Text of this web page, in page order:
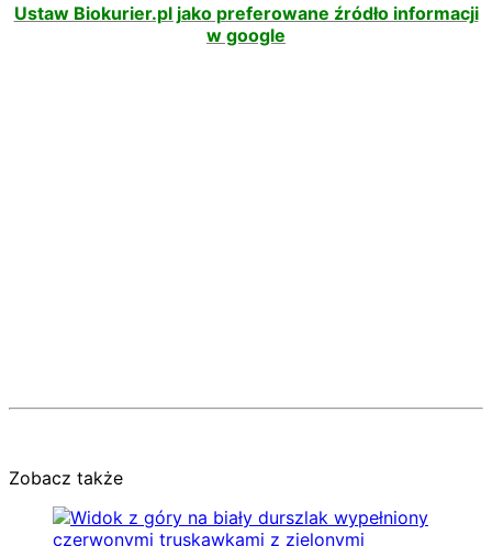
Ustaw Biokurier.pl jako preferowane źródło informacji
w google
Zobacz także